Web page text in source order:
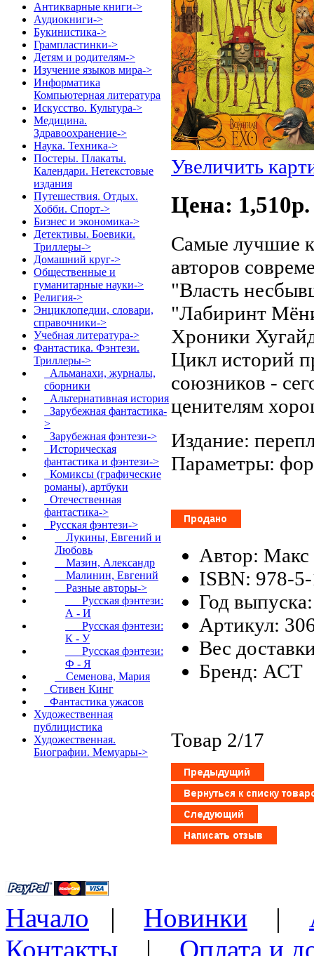
Антикварные книги->
Аудиокниги->
Букинистика->
Грампластинки->
Детям и родителям->
Изучение языков мира->
Информатика
Компьютерная литература
Искусство. Культура->
Медицина.
Здравоохранение->
Наука. Техника->
Постеры. Плакаты.
Календари. Нетекстовые
издания
Путешествия. Отдых.
Хобби. Спорт->
Бизнес и экономика->
Детективы. Боевики.
Триллеры->
Домашний круг->
Общественные и
гуманитарные науки->
Религия->
Энциклопедии, словари,
справочники->
Учебная литература->
Фантастика. Фэнтези.
Триллеры->
Альманахи, журналы,
сборники
Альтернативная история
Зарубежная фантастика-
>
Зарубежная фэнтези->
Историческая
фантастика и фэнтези->
Комиксы (графические
романы), артбуки
Отечественная
фантастика->
Русская фэнтези->
Лукины, Евгений и
Любовь
Мазин, Александр
Малинин, Евгений
Разные авторы->
Русская фэнтези:
А - И
Русская фэнтези:
К - У
Русская фэнтези:
Ф - Я
Семенова, Мария
Стивен Кинг
Фантастика ужасов
Художественная
публицистика
Художественная.
Биографии. Мемуары->
Увеличить
Цена: 1,510p.
Самые лучшие
авторов
"Власть
"Лабиринт
Хроники
Цикл историй
союзников -
ценителям
Издание:
Параметры:
Автор:
ISBN: 978-
Год
Артикул:
Вес
Бренд: АСТ
Товар 2/17
Начало | Новинки |
Контакты | Оплата и